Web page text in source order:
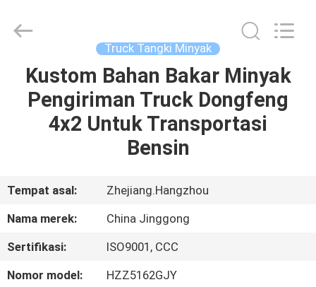
RUMAH
PRODUK
KAMI
PABRIK
PURPOSE
VEHICLE
Reserved.
Truck Tangki Minyak
Kustom Bahan Bakar Minyak
Pengiriman Truck Dongfeng
4x2 Untuk Transportasi
Bensin
Tempat asal:
Zhejiang.Hangzhou
Nama merek:
China Jinggong
Sertifikasi:
ISO9001, CCC
Nomor model:
HZZ5162GJY